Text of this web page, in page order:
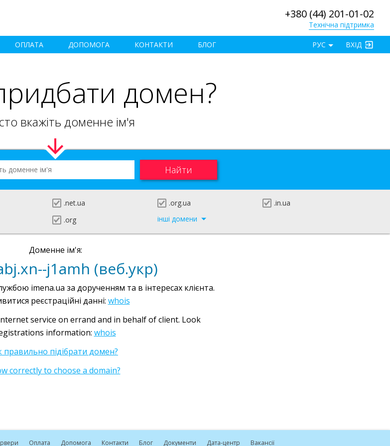
+380 (44) 201-01-02
Технічна підтримка
ОПЛАТА ДОПОМОГА КОНТАКТИ БЛОГ ВХІД
РУС
домен?
вкажіть доменне ім'я
.net.ua .org.ua
.in.ua
.org інші домени
Доменне ім'я:
j1amh (веб.укр)
imena.ua за дорученням та в інтересах клієнта.
реєстраційні данні: whois
service on errand and in behalf of client. Look
information: whois
правильно підібрати домен?
correctly to choose a domain?
Оплата Допомога Контакти Блог Документи Дата-центр Вакансії